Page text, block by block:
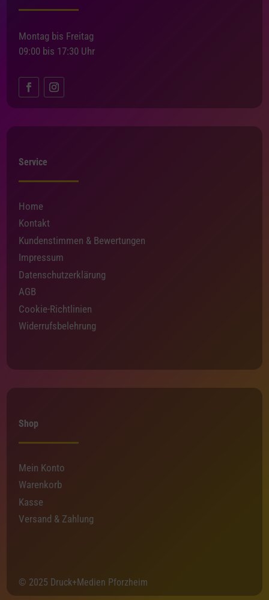
Montag bis Freitag
09:00 bis 17:30 Uhr
Service
Home
Kontakt
Kundenstimmen & Bewertungen
Impressum
Datenschutzerklärung
AGB
Cookie-Richtlinien
Widerrufsbelehrung
Shop
Mein Konto
Warenkorb
Kasse
Versand & Zahlung
© 2025 Druck+Medien Pforzheim